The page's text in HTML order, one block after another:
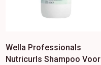
Wella Professionals
Nutricurls Shampoo Voor